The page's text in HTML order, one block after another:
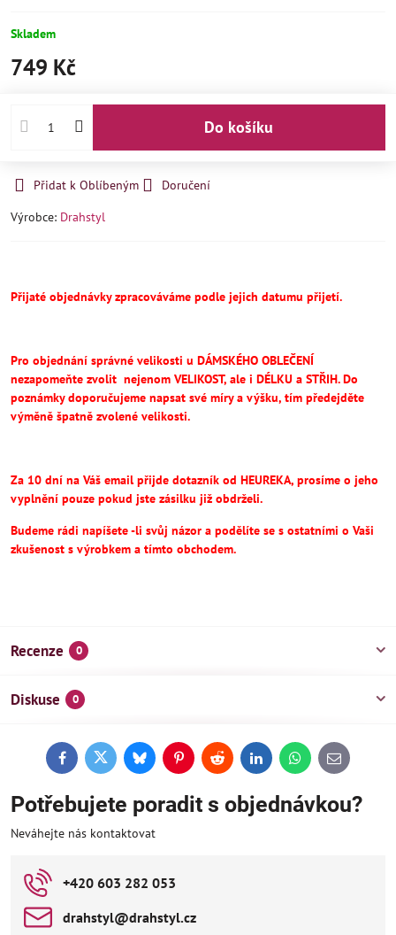
Skladem
749 Kč
Do košíku
Přidat k Oblíbeným
Doručení
Výrobce: Drahstyl
Přijaté objednávky zpracováváme podle jejich datumu přijetí.
Pro objednání správné velikosti u DÁMSKÉHO OBLEČENÍ
nezapomeňte zvolit nejenom VELIKOST, ale i DÉLKU a STŘIH.Do
poznámky doporučujeme napsat své míry a výšku, tím předejděte
výměně špatně zvolené velikosti.
Za 10 dní na Váš email přijde dotazník od HEUREKA, prosíme o jeho
vyplnění pouze pokud jste zásilku již obdrželi.
Budeme rádi napíšete -li svůj názor a podělíte se s ostatními o Vaši
zkušenost s výrobkem a tímto obchodem.
Recenze 0
Diskuse 0
FacebookTwitterBlueskyPinterestReddit LinkedInWhatsApp
E-
mail
Potřebujete poradit s objednávkou?
Neváhejte nás kontaktovat
+420 603 282 053
drahstyl​@drahstyl​.cz